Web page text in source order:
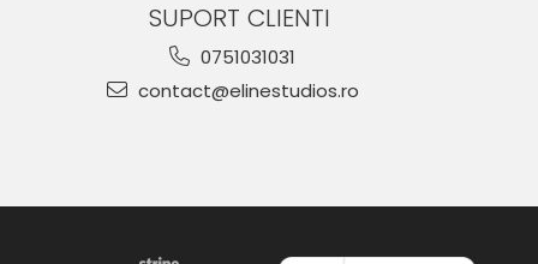
SUPORT CLIENTI
0751031031
contact@elinestudios.ro